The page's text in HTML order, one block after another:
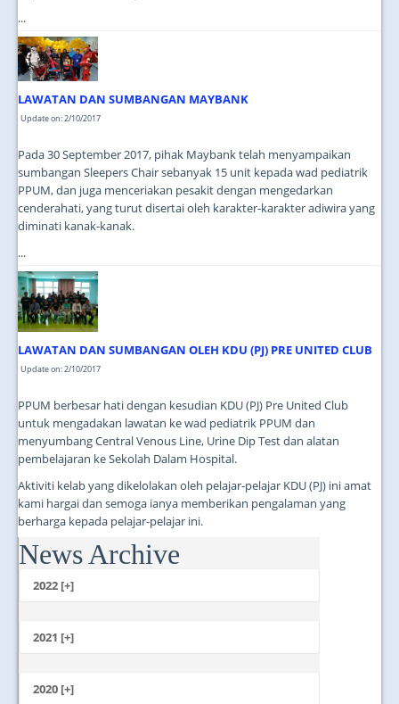
...
LAWATAN DAN SUMBANGAN MAYBANK
Update on: 2/10/2017
Pada 30 September 2017, pihak Maybank telah menyampaikan
sumbangan Sleepers Chair sebanyak 15 unit kepada wad pediatrik
PPUM, dan juga menceriakan pesakit dengan mengedarkan
cenderahati, yang turut disertai oleh karakter-karakter adiwira yang
diminati kanak-kanak.
...
LAWATAN DAN SUMBANGAN OLEH KDU (PJ) PRE UNITED CLUB
Update on: 2/10/2017
PPUM berbesar hati dengan kesudian KDU (PJ) Pre United Club
untuk mengadakan lawatan ke wad pediatrik PPUM dan
menyumbang Central Venous Line, Urine Dip Test dan alatan
pembelajaran ke Sekolah Dalam Hospital.
Aktiviti kelab yang dikelolakan oleh pelajar-pelajar KDU (PJ) ini amat
kami hargai dan semoga ianya memberikan pengalaman yang
berharga kepada pelajar-pelajar ini.
...
News Archive
2022 [+]
2021 [+]
October
2020 [+]